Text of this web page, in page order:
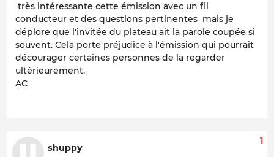
très intéressante cette émission avec un fil
conducteur et des questions pertinentes mais je
déplore que l'invitée du plateau ait la parole coupée si
souvent. Cela porte préjudice à l'émission qui pourrait
décourager certaines personnes de la regarder
ultérieurement.
AC
shuppy
1